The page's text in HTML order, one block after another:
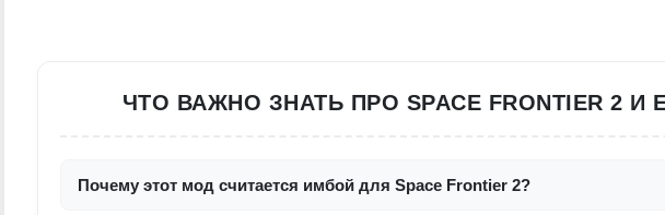
ЧТО ВАЖНО ЗНАТЬ ПРО SPACE FRONTIER 2 И
Почему этот мод считается имбой для Space Frontier 2?